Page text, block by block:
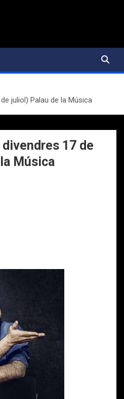
juliol) Palau de la Música
17 de
Música